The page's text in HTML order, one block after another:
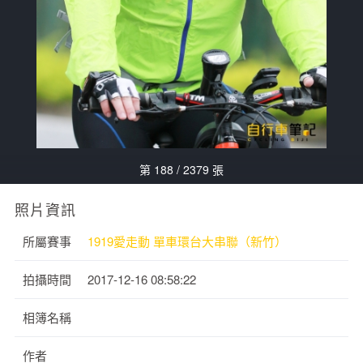
第 188 / 2379 張
照片資訊
所屬賽事 1919愛走動 單車環台大串聯（新竹）
拍攝時間 2017-12-16 08:58:22
相簿名稱
作者